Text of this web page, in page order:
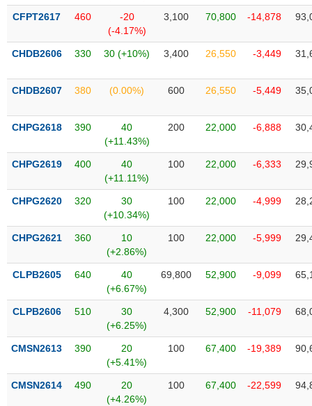
phiếu
chi
Tổng
Giao
Tài
Phân
kỹ
Hồ
doanh
nghiệp
Tin
tức
kiện
CFPT2617 460
-20
(-4.17%)
3,100 70,800 -14,878
CHDB2606 330 30 (+10%) 3,400 26,550 -3,449
CHDB2607 380 (0.00%) 600 26,550 -5,449
CHPG2618 390
40
(+11.43%)
200 22,000 -6,888
CHPG2619 400
40
(+11.11%)
100 22,000 -6,333
CHPG2620 320
30
(+10.34%)
100 22,000 -4,999
CHPG2621 360
10
(+2.86%)
100 22,000 -5,999
CLPB2605 640
40
(+6.67%)
69,800 52,900 -9,099
CLPB2606 510
30
(+6.25%)
4,300 52,900 -11,079
CMSN2613 390
20
(+5.41%)
100 67,400 -19,389
CMSN2614 490
20
(+4.26%)
100 67,400 -22,599
TIN
SECTOR
NGUYÊN
LIỆU